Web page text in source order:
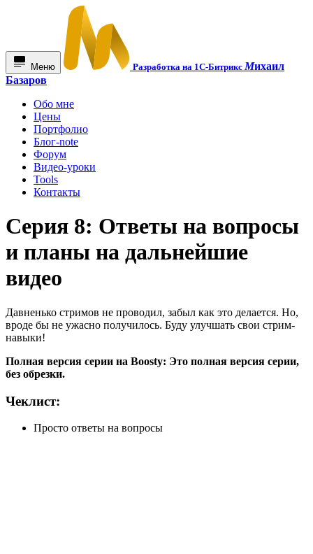
Меню Разработка на 1С-БитриксМихаил
Базаров
Обо мне
Цены
Портфолио
Блог-note
Форум
Видео-уроки
Tools
Контакты
Серия 8: Ответы на вопросы
и планы на дальнейшие
видео
Давненько стримов не проводил, забыл как это делается. Но,
вроде бы не ужасно получилось. Буду улучшать свои стрим-
навыки!
Полная версия серии на Boosty: Это полная версия серии,
без обрезки.
Чеклист:
Просто ответы на вопросы